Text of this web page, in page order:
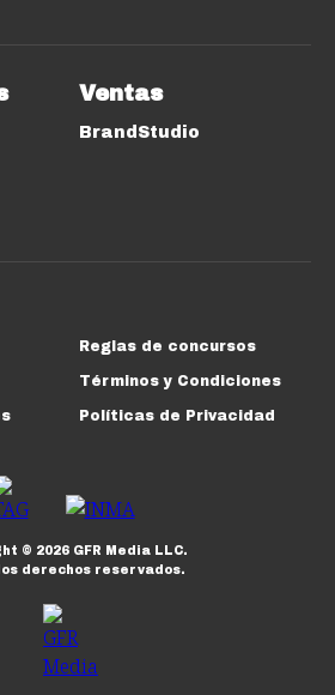
Ventas
BrandStudio
Reglas de concursos
Términos y Condiciones
Políticas de Privacidad
© 2026GFR Media LLC.
derechos reservados.